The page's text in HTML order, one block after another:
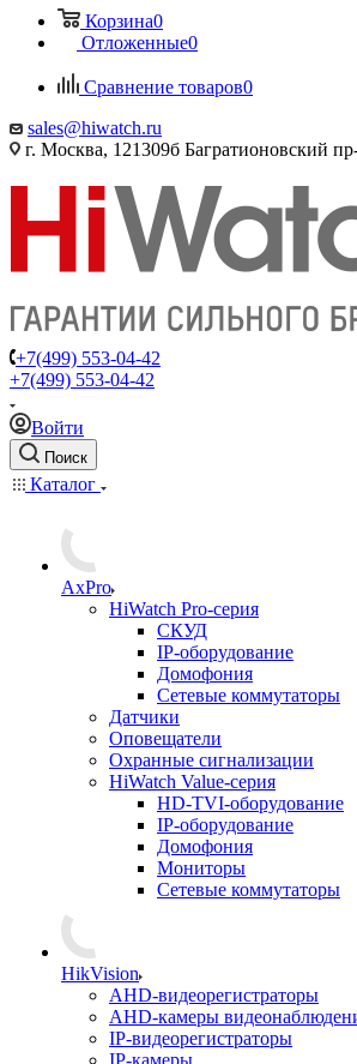
Корзина0
Отложенные0
Сравнение товаров0
sales@hiwatch.ru
г. Москва, 121309б Багратионовский
+7(499) 553-04-42
+7(499) 553-04-42
Войти
Поиск
Каталог
AxPro
HiWatch Pro-серия
CКУД
IP-оборудование
Домофония
Сетевые коммутаторы
Датчики
Оповещатели
Охранные сигнализации
HiWatch Value-серия
HD-TVI-оборудование
IP-оборудование
Домофония
Мониторы
Сетевые коммутаторы
HikVision
AHD-видеорегистраторы
AHD-камеры
IP-видеорегистраторы
IP-камеры